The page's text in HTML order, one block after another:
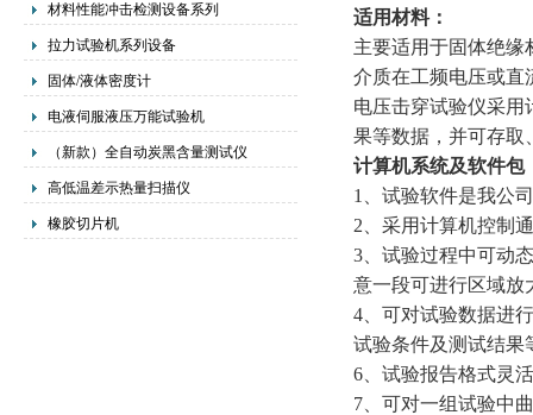
材料性能冲击检测设备系列
拉力试验机系列设备
固体/液体密度计
电液伺服液压万能试验机
（新款）全自动炭黑含量测试仪
高低温差示热量扫描仪
橡胶切片机
适用材料：
主要适用于固体绝缘
介质在工频电压或直
电压击穿试验仪采用
果等数据，并可存取
计算机系统及软件包
1
、试验软件是我公
2 、采用计算机控制
3 、试验过程中可动
意一段可进行区域放
4 、可对试验数据进
试验条件及测试结果
6 、试验报告格式灵
7 、可对一组试验中